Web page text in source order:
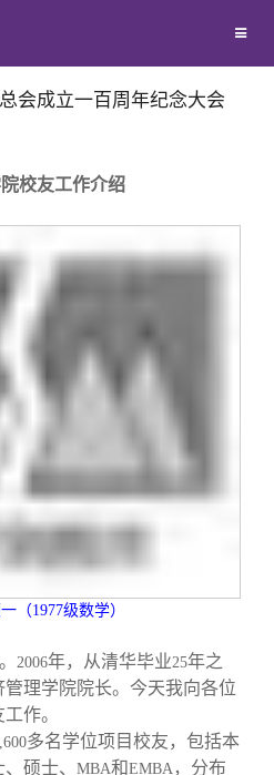
工作
会
友通讯》
华》
会成立一百周年纪念大会
校友工作介绍
（1977级数学）
2006年，从清华毕业25年之
理学院院长。今天我向各位
作。
多名学位项目校友，包括本
硕士、 MBA和EMBA ，分布